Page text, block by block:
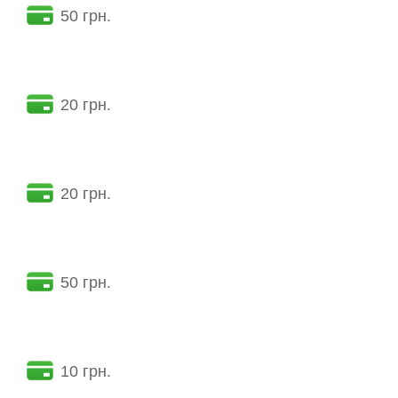
50 грн.
20 грн.
20 грн.
50 грн.
10 грн.